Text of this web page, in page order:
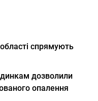
спрямують
дозволили
опалення